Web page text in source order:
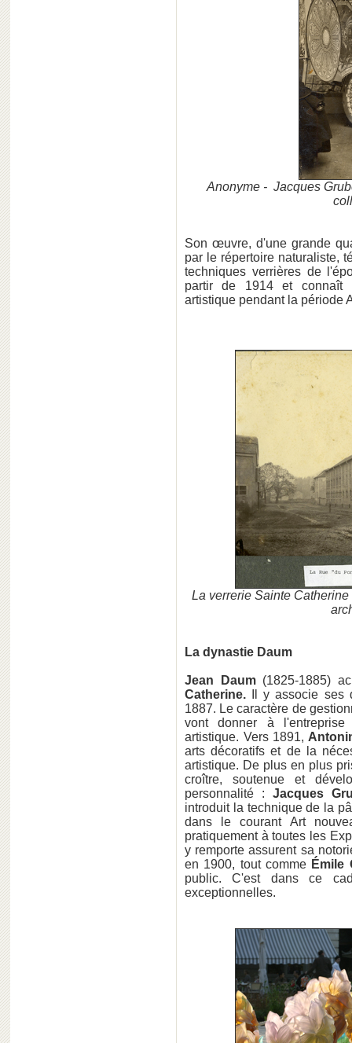
Anonyme - Jacques
Son œuvre, d'une grande
par le répertoire naturaliste,
techniques verrières de
partir de 1914 et connaît
artistique pendant la période
La verrerie Sainte
La dynastie Daum
Jean Daum (1825-1885)
Catherine. Il y associe ses
1887. Le caractère de
vont donner à
artistique. Vers 1891,
arts décoratifs et de la
artistique. De plus en plus
croître, soutenue et
personnalité :Jacques
introduit la technique de la
dans le courant Art
pratiquement à toutes les
y remporte assurent sa
en 1900, tout comme Émile
public. C'est dans ce
exceptionnelles.